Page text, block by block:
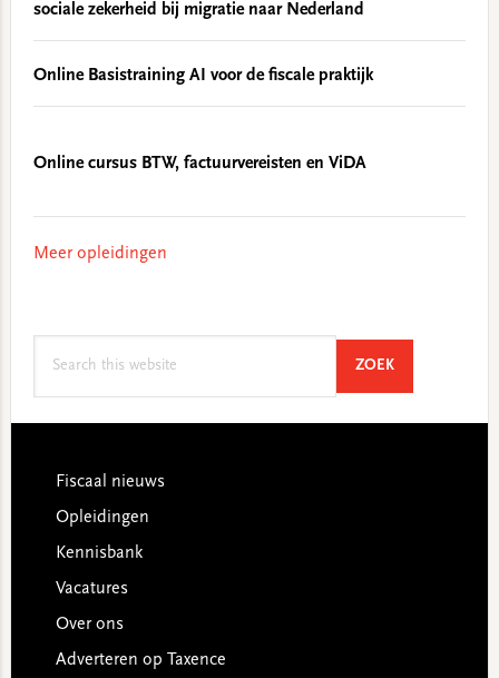
sociale zekerheid bij migratie naar Nederland
Online Basistraining AI voor de fiscale praktijk
Online cursus BTW, factuurvereisten en ViDA
Meer opleidingen
ZOEKSEARCH
Footer
Fiscaal nieuws
Opleidingen
Kennisbank
Vacatures
Over ons
Adverteren op Taxence